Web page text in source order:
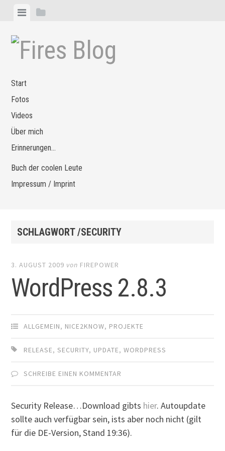
Zum
springen
MenüSeitenleiste
Start
Fotos
Videos
Über mich
Erinnerungen…
Buch der coolen Leute
Impressum / Imprint
SCHLAGWORT /SECURITY
3. AUGUST 2009 von FIREPOWER
WordPress 2.8.3
ALLGEMEIN, NICE2KNOW, PROJEKTE
RELEASE,SECURITY, UPDATE,WORDPRESS
SCHREIBE EINEN KOMMENTAR
Security Release…Download gibts hier. Autoupdate
sollte auch verfügbar sein, ists aber noch nicht (gilt
für die DE-Version, Stand 19:36).